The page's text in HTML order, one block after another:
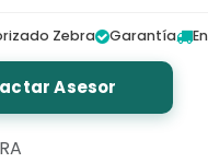
Zebra Garantía
Asesor